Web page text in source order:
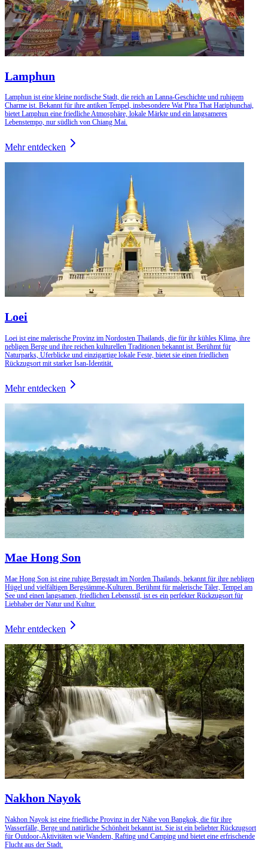
Lamphun
Lamphun ist eine kleine nordische Stadt, die reich an Lanna-Geschichte und ruhigem
Charme ist. Bekannt für ihre antiken Tempel, insbesondere Wat Phra That Hariphunchai,
bietet Lamphun eine friedliche Atmosphäre, lokale Märkte und ein langsameres
Lebenstempo, nur südlich von Chiang Mai.
Mehr entdecken
Loei
Loei ist eine malerische Provinz im Nordosten Thailands, die für ihr kühles Klima, ihre
nebligen Berge und ihre reichen kulturellen Traditionen bekannt ist. Berühmt für
Naturparks, Uferblicke und einzigartige lokale Feste, bietet sie einen friedlichen
Rückzugsort mit starker Isan-Identität.
Mehr entdecken
Mae Hong Son
Mae Hong Son ist eine ruhige Bergstadt im Norden Thailands, bekannt für ihre nebligen
Hügel und vielfältigen Bergstämme-Kulturen. Berühmt für malerische Täler, Tempel am
See und einen langsamen, friedlichen Lebensstil, ist es ein perfekter Rückzugsort für
Liebhaber der Natur und Kultur.
Mehr entdecken
Nakhon Nayok
Nakhon Nayok ist eine friedliche Provinz in der Nähe von Bangkok, die für ihre
Wasserfälle, Berge und natürliche Schönheit bekannt ist. Sie ist ein beliebter Rückzugsort
für Outdoor-Aktivitäten wie Wandern, Rafting und Camping und bietet eine erfrischende
Flucht aus der Stadt.